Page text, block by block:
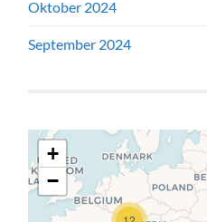
Oktober 2024
September 2024
+
−